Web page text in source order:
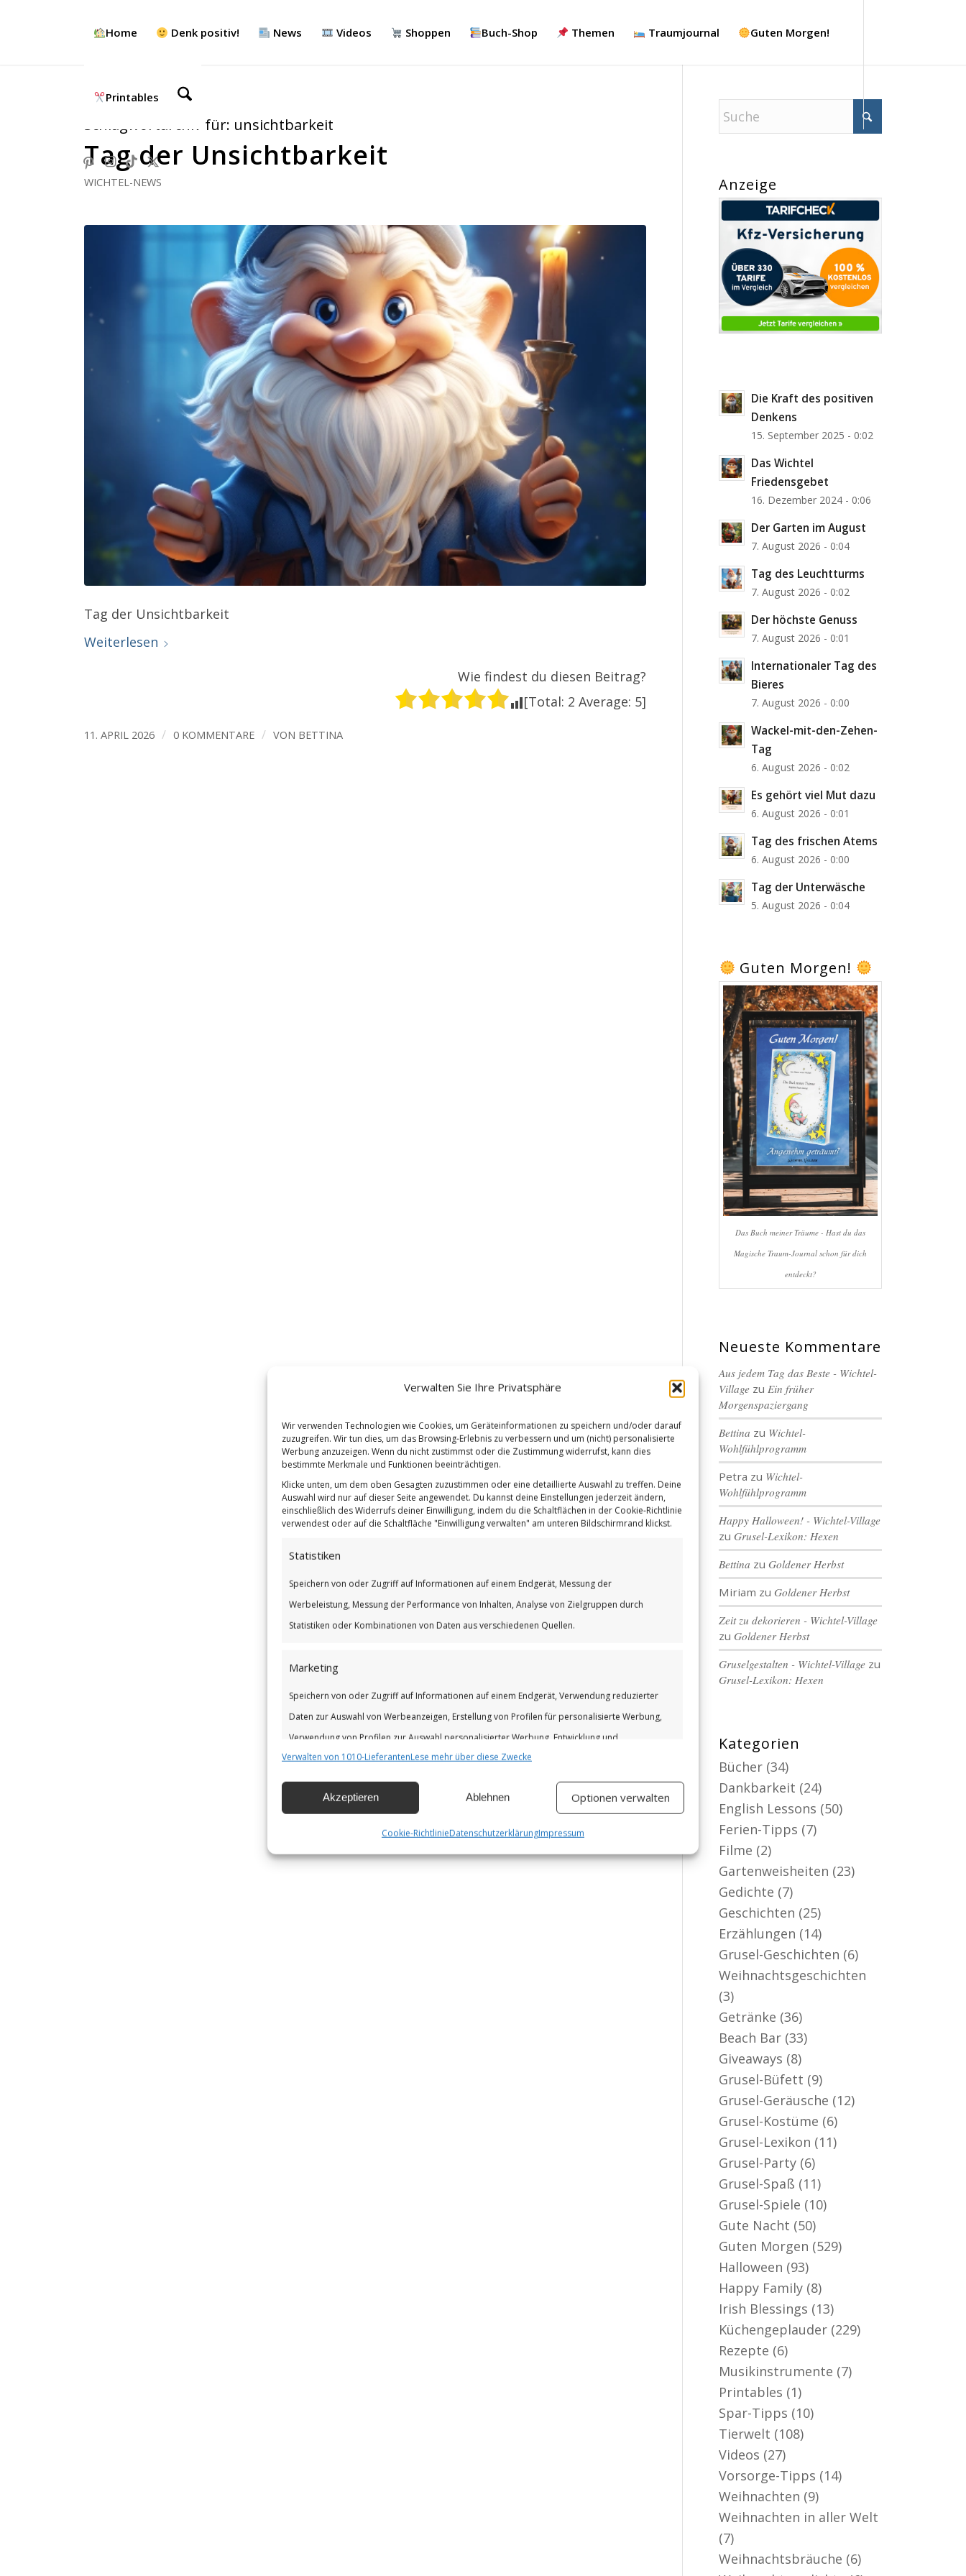
Verwalten Sie Ihre Privatsphäre
Wir verwenden Technologien wie Cookies, um Geräteinformationen zu speichern und/oder darauf
zuzugreifen. Wir tun dies, um das Browsing-Erlebnis zu verbessern und um (nicht) personalisierte
Werbung anzuzeigen. Wenn du nicht zustimmst oder die Zustimmung widerrufst, kann dies
bestimmte Merkmale und Funktionen beeinträchtigen.
Klicke unten, um dem oben Gesagten zuzustimmen oder eine detaillierte Auswahl zu treffen. Deine
Auswahl wird nur auf dieser Seite angewendet. Du kannst deine Einstellungen jederzeit ändern,
einschließlich des Widerrufs deiner Einwilligung, indem du die Schaltflächen in der Cookie-Richtlinie
verwendest oder auf die Schaltfläche "Einwilligung verwalten" am unteren Bildschirmrand klickst.
Statistiken
Speichern von oder Zugriff auf Informationen auf einem Endgerät, Messung der
Werbeleistung, Messung der Performance von Inhalten, Analyse von Zielgruppen durch
Statistiken oder Kombinationen von Daten aus verschiedenen Quellen.
Marketing
Speichern von oder Zugriff auf Informationen auf einem Endgerät, Verwendung reduzierter
Daten zur Auswahl von Werbeanzeigen, Erstellung von Profilen für personalisierte Werbung,
Verwendung von Profilen zur Auswahl personalisierter Werbung, Entwicklung und
Verbesserung der Angebote.
Eigenschaften Immer aktiv
Abgleichung und Kombination von Daten aus unterschiedlichen Quellen,
Verwalten von 1010-LieferantenLese mehr über diese Zwecke
Akzeptieren Ablehnen Optionen verwalten
Cookie-RichtlinieDatenschutzerklärungImpressum
Home Denk positiv! News Videos Shoppen Buch-Shop Themen Traumjournal Guten Morgen!
Printables
Schlagwortarchiv für: unsichtbarkeit
Tag der Unsichtbarkeit
WICHTEL-NEWS
Tag der Unsichtbarkeit
Weiterlesen
Wie findest du diesen Beitrag?
[Total: 2 Average: 5]
11. APRIL 2026 / 0 KOMMENTARE / VON BETTINA
Anzeige
Die Kraft des positiven
Denkens
15. September 2025 - 0:02
Das Wichtel
Friedensgebet
16. Dezember 2024 - 0:06
Der Garten im August
7. August 2026 - 0:04
Tag des Leuchtturms
7. August 2026 - 0:02
Der höchste Genuss
7. August 2026 - 0:01
Internationaler Tag des
Bieres
7. August 2026 - 0:00
Wackel-mit-den-Zehen-
Tag
6. August 2026 - 0:02
Es gehört viel Mut dazu
6. August 2026 - 0:01
Tag des frischen Atems
6. August 2026 - 0:00
Tag der Unterwäsche
5. August 2026 - 0:04
Guten Morgen!
Das Buch meiner Träume - Hast du das
Magische Traum-Journal schon für dich
entdeckt?
Neueste Kommentare
Aus jedem Tag das Beste - Wichtel-
Village zuEin früher
Morgenspaziergang
Bettina zu Wichtel-
Wohlfühlprogramm
Petra zu Wichtel-
Wohlfühlprogramm
Happy Halloween! - Wichtel-Village
zuGrusel-Lexikon: Hexen
Bettina zuGoldener Herbst
Miriam zuGoldener Herbst
Zeit zu dekorieren - Wichtel-Village
zuGoldener Herbst
Gruselgestalten - Wichtel-Village zu
Grusel-Lexikon: Hexen
Kategorien
Bücher (34)
Dankbarkeit (24)
English Lessons (50)
Ferien-Tipps (7)
Filme (2)
Gartenweisheiten (23)
Gedichte (7)
Geschichten (25)
Erzählungen (14)
Grusel-Geschichten (6)
Weihnachtsgeschichten
(3)
Getränke (36)
Beach Bar (33)
Giveaways (8)
Grusel-Büfett (9)
Grusel-Geräusche (12)
Grusel-Kostüme (6)
Grusel-Lexikon (11)
Grusel-Party (6)
Grusel-Spaß (11)
Grusel-Spiele (10)
Gute Nacht (50)
Guten Morgen (529)
Halloween (93)
Happy Family (8)
Irish Blessings (13)
Küchengeplauder (229)
Rezepte (6)
Musikinstrumente (7)
Printables (1)
Spar-Tipps (10)
Tierwelt (108)
Videos (27)
Vorsorge-Tipps (14)
Weihnachten (9)
Weihnachten in aller Welt
(7)
Weihnachtsbräuche (6)